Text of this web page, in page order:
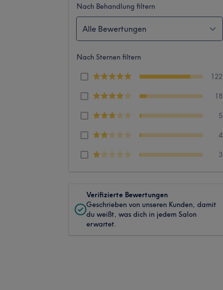
Nach Behandlung filtern
Alle Bewertungen
Nach Sternen filtern
122
18
5
4
3
Verifizierte Bewertungen
Geschrieben von unseren Kunden, damit
du weißt, was dich in jedem Salon
erwartet.